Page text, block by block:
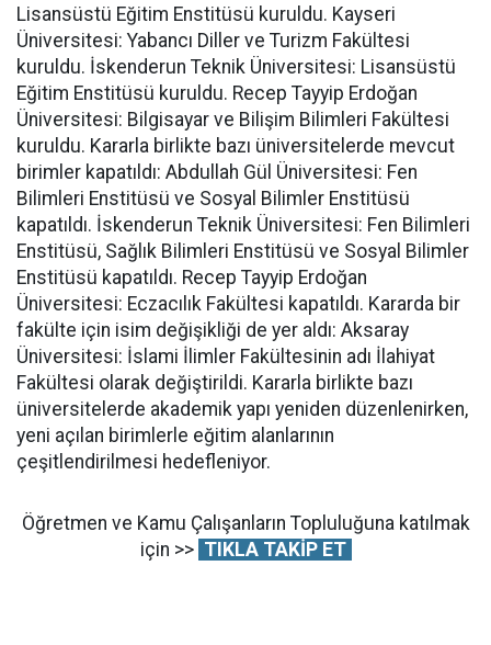
Lisansüstü Eğitim Enstitüsü kuruldu. Kayseri
Üniversitesi: Yabancı Diller ve Turizm Fakültesi
kuruldu. İskenderun Teknik Üniversitesi: Lisansüstü
Eğitim Enstitüsü kuruldu. Recep Tayyip Erdoğan
Üniversitesi: Bilgisayar ve Bilişim Bilimleri Fakültesi
kuruldu. Kararla birlikte bazı üniversitelerde mevcut
birimler kapatıldı: Abdullah Gül Üniversitesi: Fen
Bilimleri Enstitüsü ve Sosyal Bilimler Enstitüsü
kapatıldı. İskenderun Teknik Üniversitesi: Fen Bilimleri
Enstitüsü, Sağlık Bilimleri Enstitüsü ve Sosyal Bilimler
Enstitüsü kapatıldı. Recep Tayyip Erdoğan
Üniversitesi: Eczacılık Fakültesi kapatıldı. Kararda bir
fakülte için isim değişikliği de yer aldı: Aksaray
Üniversitesi: İslami İlimler Fakültesinin adı İlahiyat
Fakültesi olarak değiştirildi. Kararla birlikte bazı
üniversitelerde akademik yapı yeniden düzenlenirken,
yeni açılan birimlerle eğitim alanlarının
çeşitlendirilmesi hedefleniyor.
Öğretmen ve Kamu Çalışanların Topluluğuna katılmak
için >> TIKLA TAKİP ET